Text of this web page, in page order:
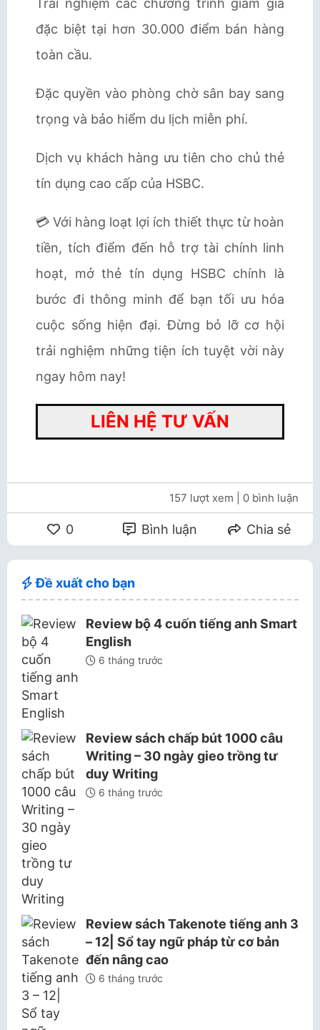
đặc biệt tại hơn 30.000 điểm bán hàng
toàn cầu.
Đặc quyền vào phòng chờ sân bay sang
trọng và bảo hiểm du lịch miễn phí.
Dịch vụ khách hàng ưu tiên cho chủ thẻ
tín dụng cao cấp của HSBC.
💳 Với hàng loạt lợi ích thiết thực từ hoàn
tiền, tích điểm đến hỗ trợ tài chính linh
hoạt, mở thẻ tín dụng HSBC chính là
bước đi thông minh để bạn tối ưu hóa
cuộc sống hiện đại. Đừng bỏ lỡ cơ hội
trải nghiệm những tiện ích tuyệt vời này
ngay hôm nay!
LIÊN HỆ TƯ VẤN
157 lượt xem | 0 bình luận
0 Bình luận Chia sẻ
Đề xuất cho bạn
Review bộ 4 cuốn tiếng anh Smart
English
6 tháng trước
Review sách chấp bút 1000 câu
Writing – 30 ngày gieo trồng tư
duy Writing
6 tháng trước
Review sách Takenote tiếng anh 3
– 12| Sổ tay ngữ pháp từ cơ bản
đến nâng cao
6 tháng trước